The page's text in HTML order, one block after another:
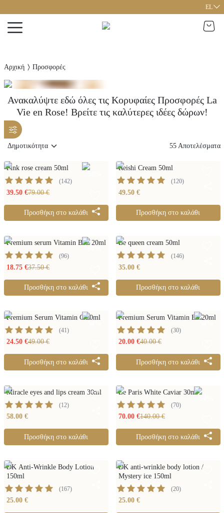
EL
Αρχική Προσφορές
Ανακαλύψτε εδώ όλες τις Κορυφαίες Προσφορές La
Vie en Rose! Βρείτε τις καλύτερες ιδέες δώρων!
55 Αποτελέσματα
Pink rose cream 50ml
(142)
39.50 €79.00 €
Προσθήκη στο καλάθι
Reishi Cream 50ml
(120)
49.50 €
Προσθήκη στο καλάθι
Premium serum Vitamin B12 20ml
(96)
18.75 €37.50 €
Προσθήκη στο καλάθι
Be queen cream 50ml
(146)
35.00 €
Προσθήκη στο καλάθι
Premium Serum Vitamin C 20ml
(41)
24.50 €49.00 €
Προσθήκη στο καλάθι
Premium Serum Vitamin B3 20ml
(30)
20.00 €40.00 €
Προσθήκη στο καλάθι
Miracle eyes and lips cream 30ml
(12)
58.00 €
Προσθήκη στο καλάθι
Le Paris White Caviar 30ml
(70)
70.00 €140.00 €
Προσθήκη στο καλάθι
DK Anti-Wrinkle Body Lotion
150ml
(167)
25.00 €
DK anti-wrinkle body lotion /
Mystery ice 150ml
(20)
25.00 €